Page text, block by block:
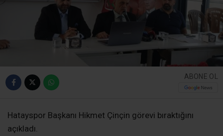
ABONE OL
Hatayspor Başkanı Hikmet Çinçin görevi bıraktığını
açıkladı.